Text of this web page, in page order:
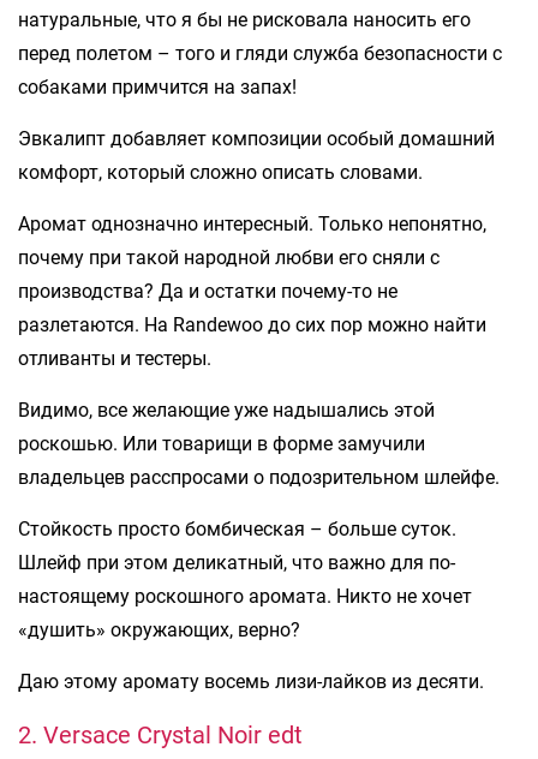
натуральные, что я бы не рисковала наносить его
перед полетом – того и гляди служба безопасности с
собаками примчится на запах!
Эвкалипт добавляет композиции особый домашний
комфорт, который сложно описать словами.
Аромат однозначно интересный. Только непонятно,
почему при такой народной любви его сняли с
производства? Да и остатки почему-то не
разлетаются. На Randewoo до сих пор можно найти
отливанты и тестеры.
Видимо, все желающие уже надышались этой
роскошью. Или товарищи в форме замучили
владельцев расспросами о подозрительном шлейфе.
Стойкость просто бомбическая – больше суток.
Шлейф при этом деликатный, что важно для по-
настоящему роскошного аромата. Никто не хочет
«душить» окружающих, верно?
Даю этому аромату восемь лизи-лайков из десяти.
2. Versace Crystal Noir edt